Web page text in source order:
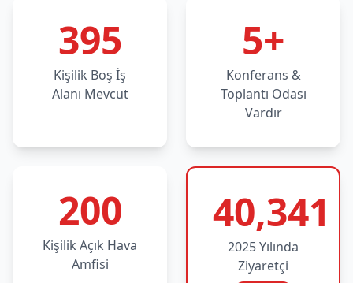
395
Kişilik Boş İş
Alanı Mevcut
5+
Konferans &
Toplantı Odası
Vardır
200
Kişilik Açık Hava
Amfisi
40,341
2025 Yılında
Ziyaretçi